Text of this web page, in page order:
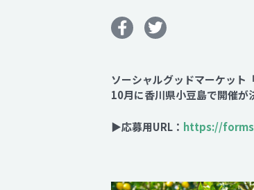
ソーシャルグッドマーケット
10月に香川県小豆島で開催が
▶応募用URL： https://